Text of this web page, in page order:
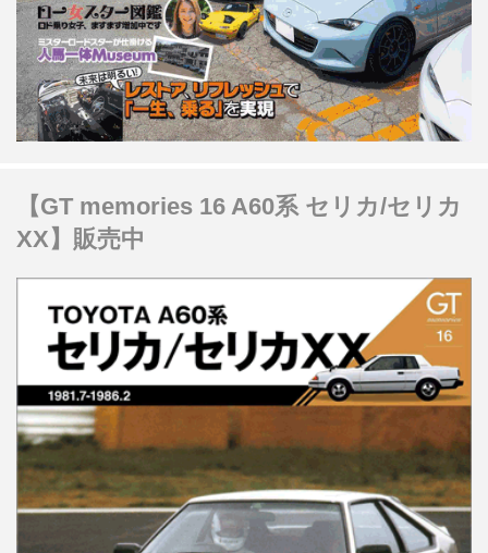
【GT memories 16 A60系 セリカ/セリカ
XX】販売中